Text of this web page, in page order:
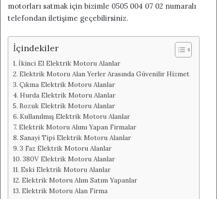
motorları satmak için bizimle 0505 004 07 02 numaralı
telefondan iletişime geçebilirsiniz.
İçindekiler
İkinci El Elektrik Motoru Alanlar
Elektrik Motoru Alan Yerler Arasında Güvenilir Hizmet
Çıkma Elektrik Motoru Alanlar
Hurda Elektrik Motoru Alanlar
Bozuk Elektrik Motoru Alanlar
Kullanılmış Elektrik Motoru Alanlar
Elektrik Motoru Alımı Yapan Firmalar
Sanayi Tipi Elektrik Motoru Alanlar
3 Faz Elektrik Motoru Alanlar
380V Elektrik Motoru Alanlar
Eski Elektrik Motoru Alanlar
Elektrik Motoru Alım Satım Yapanlar
Elektrik Motoru Alan Firma